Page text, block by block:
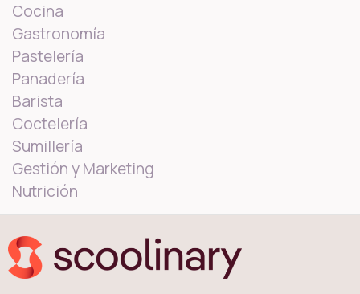
Cocina
Gastronomía
Pastelería
Panadería
Barista
Coctelería
Sumillería
Gestión y Marketing
Nutrición